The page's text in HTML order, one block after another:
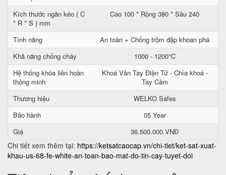
Kích thước ngăn kéo ( C
* R * S ) mm
Cao 100 * Rộng 380 * Sâu 240
Tính năng
An toàn + Chống trộm đập khoan phá
Khả năng chống cháy
1000 - 1200°C
Hệ thống khóa liên hoàn
thông minh
Khoá Vân Tay Điện Tử - Chìa khoá -
Tay Cầm
Thương hiệu
WELKO Safes
Bảo hành
05 Year
Giá
36.500.000 VNĐ
Chi tiết xem thêm tại: https://ketsatcaocap.vn/chi-tiet/ket-sat-xuat-
khau-us-68-fe-white-an-toan-bao-mat-do-tin-cay-tuyet-doi